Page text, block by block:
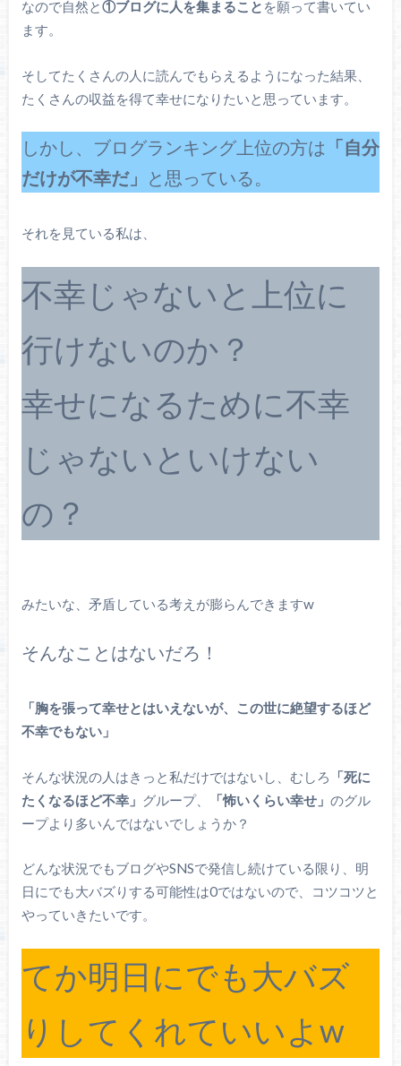
なので自然と①ブログに人を集まること を願って書いてい
ます。
そしてたくさんの人に読んでもらえるようになった結果、
たくさんの収益を得て幸せになりたいと思っています。
しかし、ブログランキング上位の方は 「自分
だけが不幸だ」 と思っている。
それを見ている私は、
不幸じゃないと上位に
行けないのか？
幸せになるために不幸
じゃないといけない
の？
みたいな、矛盾している考えが膨らんできますw
そんなことはないだろ！
「胸を張って幸せとはいえないが、この世に絶望するほど
不幸でもない」
そんな状況の人はきっと私だけではないし、むしろ 「死に
たくなるほど不幸」 グループ、 「怖いくらい幸せ」 のグル
ープより多いんではないでしょうか？
どんな状況でもブログやSNSで発信し続けている限り、明
日にでも大バズりする可能性は0ではないので、コツコツと
やっていきたいです。
てか明日にでも大バズ
りしてくれていいよw